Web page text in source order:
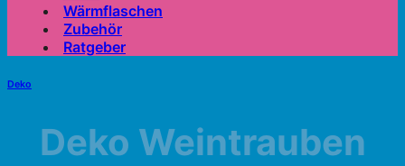
Wärmflaschen
Zubehör
Ratgeber
Deko
Deko Weintrauben